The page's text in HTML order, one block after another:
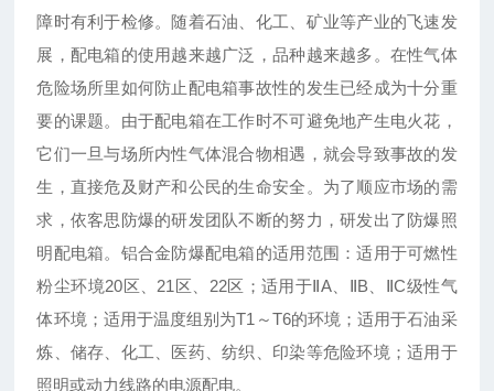
障时有利于检修。随着石油、化工、矿业等产业的飞速发
展，配电箱的使用越来越广泛，品种越来越多。在性气体
危险场所里如何防止配电箱事故性的发生已经成为十分重
要的课题。由于配电箱在工作时不可避免地产生电火花，
它们一旦与场所内性气体混合物相遇，就会导致事故的发
生，直接危及财产和公民的生命安全。为了顺应市场的需
求，依客思防爆的研发团队不断的努力，研发出了防爆照
明配电箱。铝合金防爆配电箱的适用范围：适用于可燃性
粉尘环境20区、21区、22区；适用于ⅡA、ⅡB、ⅡC级性气
体环境；适用于温度组别为T1～T6的环境；适用于石油采
炼、储存、化工、医药、纺织、印染等危险环境；适用于
照明或动力线路的电源配电。